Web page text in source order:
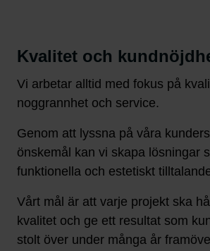
Kvalitet och
Vi arbetar alltid med fokus på
noggrannhet och service.
Genom att lyssna på våra
önskemål kan vi skapa lösningar
funktionella och estetiskt
Vårt mål är att varje projekt ska
kvalitet och ge ett resultat som
stolt över under många år